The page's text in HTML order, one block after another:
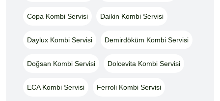
Copa Kombi Servisi Daikin Kombi Servisi
Daylux Kombi Servisi Demirdöküm Kombi Servisi
Doğsan Kombi Servisi Dolcevita Kombi Servisi
ECA Kombi Servisi Ferroli Kombi Servisi